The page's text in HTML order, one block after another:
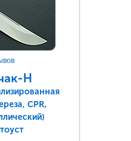
Н
CPR,